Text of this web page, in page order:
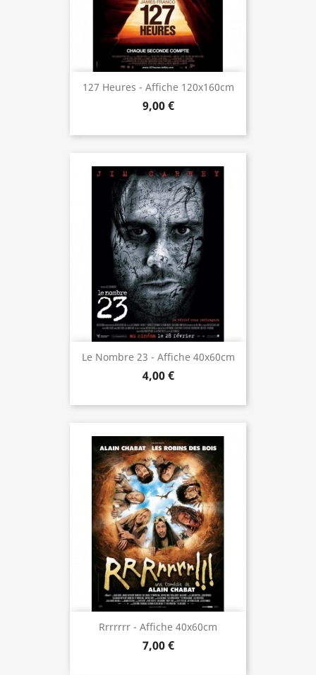
127 Heures - Affiche 120x160cm
9,00 €
Le Nombre 23 - Affiche 40x60cm
4,00 €
Rrrrrrr - Affiche 40x60cm
7,00 €